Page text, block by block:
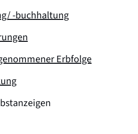
-buchhaltung
Erbfolge